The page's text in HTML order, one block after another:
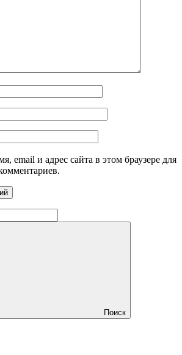
email и адрес сайта в этом браузере для
Поиск